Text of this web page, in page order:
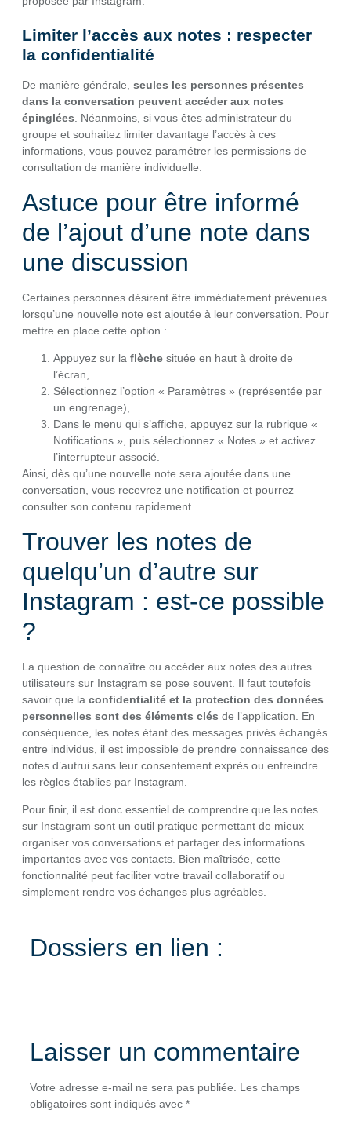
Limiter l’accès aux notes : respecter
la confidentialité
De manière générale, seules les personnes présentes
dans la conversation peuvent accéder aux notes
épinglées. Néanmoins, si vous êtes administrateur du
groupe et souhaitez limiter davantage l’accès à ces
informations, vous pouvez paramétrer les permissions de
consultation de manière individuelle.
Astuce pour être informé
de l’ajout d’une note dans
une discussion
Certaines personnes désirent être immédiatement prévenues
lorsqu’une nouvelle note est ajoutée à leur conversation. Pour
mettre en place cette option :
Appuyez sur la flèche située en haut à droite de
l’écran,
Sélectionnez l’option « Paramètres » (représentée par
un engrenage),
Dans le menu qui s’affiche, appuyez sur la rubrique «
Notifications », puis sélectionnez « Notes » et activez
l’interrupteur associé.
Ainsi, dès qu’une nouvelle note sera ajoutée dans une
conversation, vous recevrez une notification et pourrez
consulter son contenu rapidement.
Trouver les notes de
quelqu’un d’autre sur
Instagram : est-ce possible
?
La question de connaître ou accéder aux notes des autres
utilisateurs sur Instagram se pose souvent. Il faut toutefois
savoir que la confidentialité et la protection des données
personnelles sont des éléments clés de l’application. En
conséquence, les notes étant des messages privés échangés
entre individus, il est impossible de prendre connaissance des
notes d’autrui sans leur consentement exprès ou enfreindre
les règles établies par Instagram.
Pour finir, il est donc essentiel de comprendre que les notes
sur Instagram sont un outil pratique permettant de mieux
organiser vos conversations et partager des informations
importantes avec vos contacts. Bien maîtrisée, cette
fonctionnalité peut faciliter votre travail collaboratif ou
simplement rendre vos échanges plus agréables.
Dossiers en lien :
Laisser un commentaire
Votre adresse e-mail ne sera pas publiée. Les champs
obligatoires sont indiqués avec *